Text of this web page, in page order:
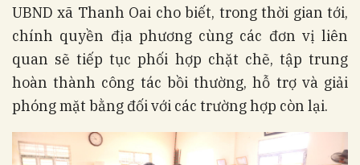
UBND xã Thanh Oai cho biết, trong thời gian tới,
chính quyền địa phương cùng các đơn vị liên
quan sẽ tiếp tục phối hợp chặt chẽ, tập trung
hoàn thành công tác bồi thường, hỗ trợ và giải
phóng mặt bằng đối với các trường hợp còn lại.